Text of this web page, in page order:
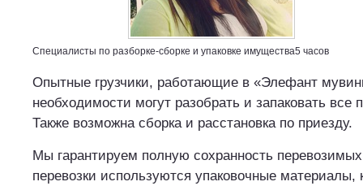
Специалисты по разборке-сборке и упаковке имущества5 часов
Опытные грузчики, работающие в «Элефант
необходимости могут разобрать и запаковать
Также возможна сборка и расстановка по приезду.
Мы гарантируем полную сохранность
перевозки используются упаковочные